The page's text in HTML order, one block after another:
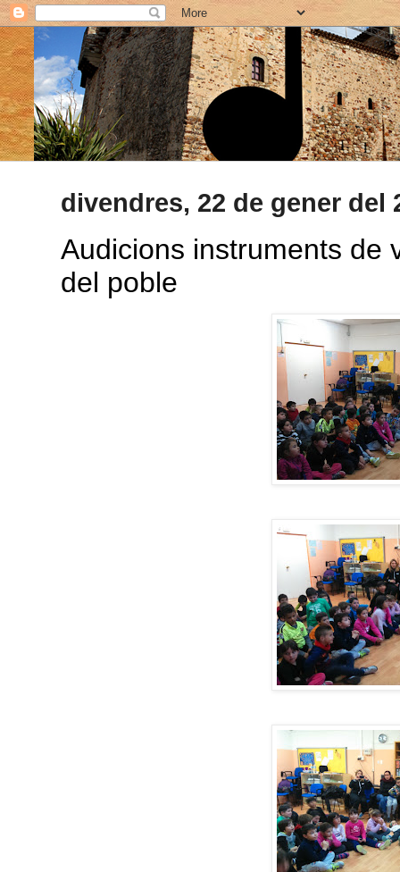
divendres, 22 de gener del
Audicions instruments de
del poble